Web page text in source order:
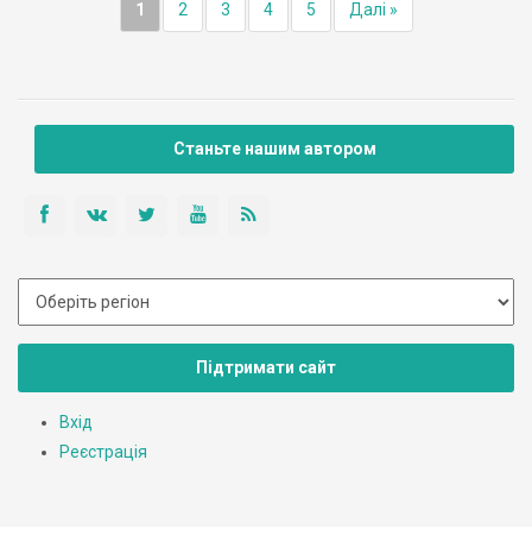
1 2 3 4 5 Далі »
Станьте нашим автором
Підтримати сайт
Вхід
Реєстрація